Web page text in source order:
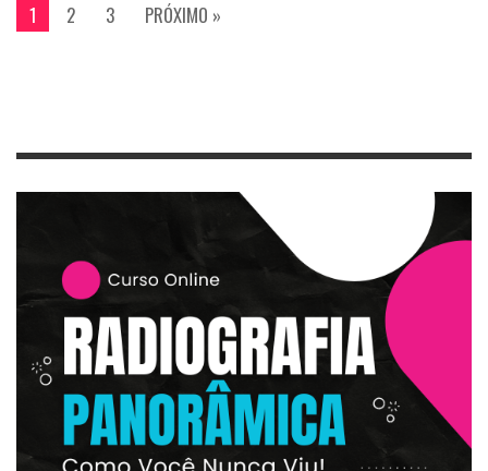
1 2 3 PRÓXIMO »